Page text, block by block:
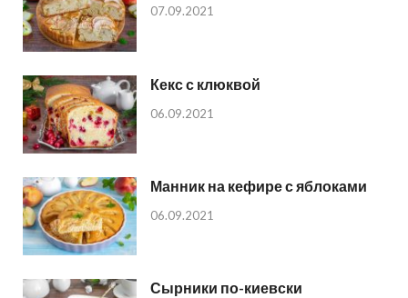
07.09.2021
Кекс с клюквой
06.09.2021
Манник на кефире с яблоками
06.09.2021
Сырники по-киевски